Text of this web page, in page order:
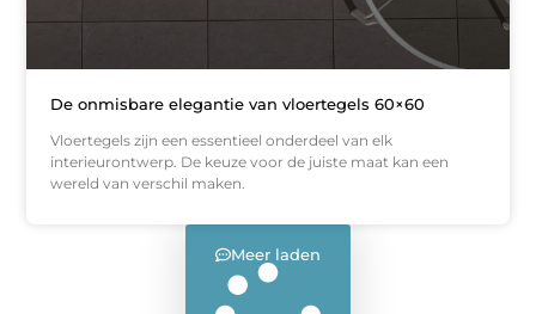
De onmisbare elegantie van vloertegels 60×60
Vloertegels zijn een essentieel onderdeel van elk
interieurontwerp. De keuze voor de juiste maat kan een
wereld van verschil maken.
Meer laden